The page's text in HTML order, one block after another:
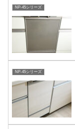
NP-45シリーズ
NP-45シリーズ